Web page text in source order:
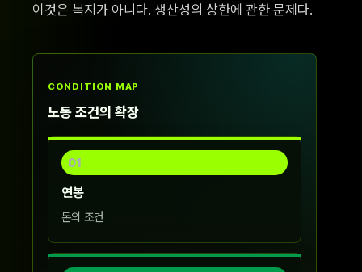
이것은 복지가 아니다. 생산성의 상한에 관한 문제다.
CONDITION MAP
노동 조건의 확장
01
연봉
돈의 조건